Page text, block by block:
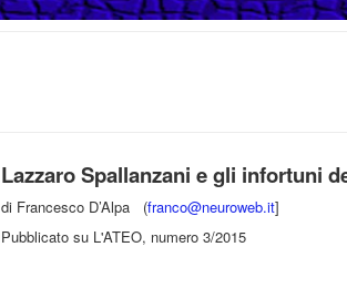
Lazzaro Spallanzani e gli infortuni
di Francesco D’Alpa (franco@neuroweb.it]
Pubblicato su L'ATEO, numero 3/2015